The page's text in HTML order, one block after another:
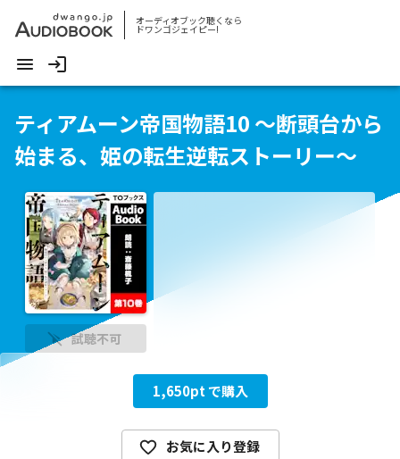
オーディオブック聴くなら
ドワンゴジェイピー!
ティアムーン帝国物語10 ～断頭台から
始まる、姫の転生逆転ストーリー～
試聴不可
1,650pt で購入
お気に入り登録